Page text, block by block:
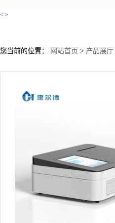
< >
您当前的位置： 网站首页 > 产品展厅